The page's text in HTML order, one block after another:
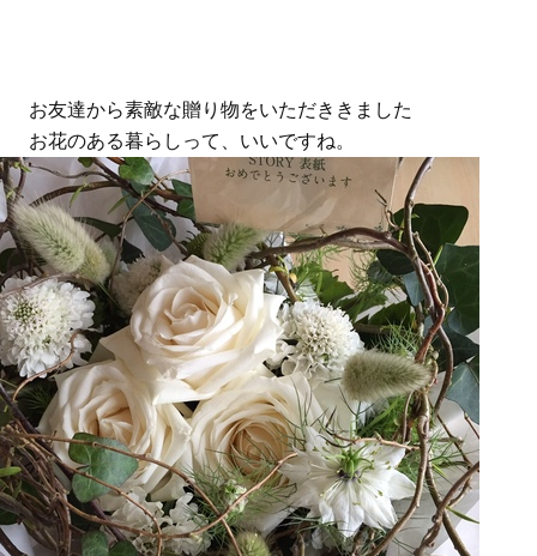
お友達から素敵な贈り物をいただききました
お花のある暮らしって、いいですね。